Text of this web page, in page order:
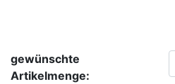
gewünschte
Artikelmenge: